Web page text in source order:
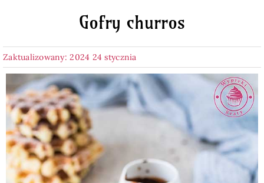
Desery
Pieczywo
Przetwory
Gofry churros
Zaktualizowany: 2024 24 stycznia